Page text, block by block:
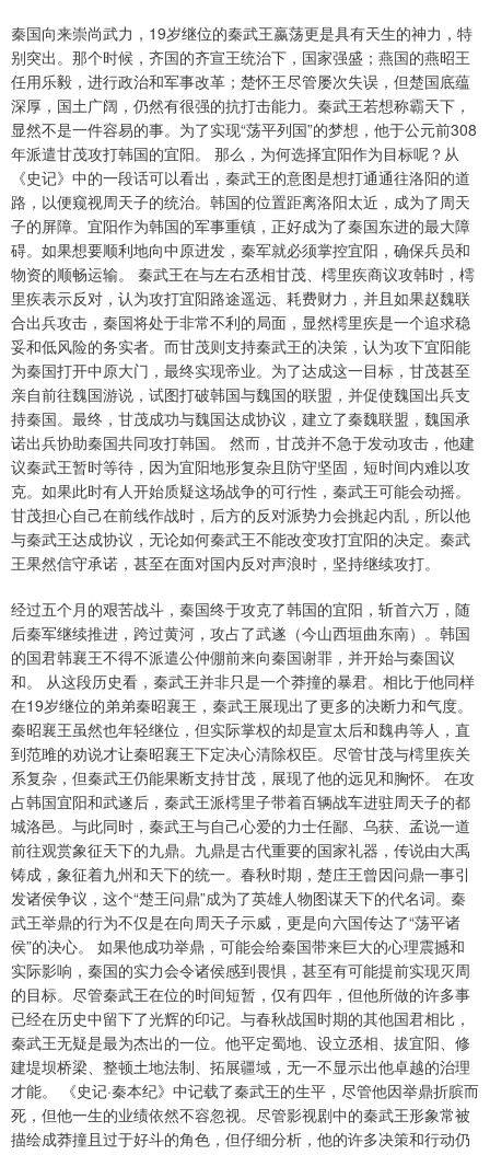
秦国向来崇尚武力，19岁继位的秦武王嬴荡更是具有天生的神力，特
别突出。那个时候，齐国的齐宣王统治下，国家强盛；燕国的燕昭王
任用乐毅，进行政治和军事改革；楚怀王尽管屡次失误，但楚国底蕴
深厚，国土广阔，仍然有很强的抗打击能力。秦武王若想称霸天下，
显然不是一件容易的事。为了实现“荡平列国”的梦想，他于公元前308
年派遣甘茂攻打韩国的宜阳。 那么，为何选择宜阳作为目标呢？从
《史记》中的一段话可以看出，秦武王的意图是想打通通往洛阳的道
路，以便窥视周天子的统治。韩国的位置距离洛阳太近，成为了周天
子的屏障。宜阳作为韩国的军事重镇，正好成为了秦国东进的最大障
碍。如果想要顺利地向中原进发，秦军就必须掌控宜阳，确保兵员和
物资的顺畅运输。 秦武王在与左右丞相甘茂、樗里疾商议攻韩时，樗
里疾表示反对，认为攻打宜阳路途遥远、耗费财力，并且如果赵魏联
合出兵攻击，秦国将处于非常不利的局面，显然樗里疾是一个追求稳
妥和低风险的务实者。而甘茂则支持秦武王的决策，认为攻下宜阳能
为秦国打开中原大门，最终实现帝业。为了达成这一目标，甘茂甚至
亲自前往魏国游说，试图打破韩国与魏国的联盟，并促使魏国出兵支
持秦国。最终，甘茂成功与魏国达成协议，建立了秦魏联盟，魏国承
诺出兵协助秦国共同攻打韩国。 然而，甘茂并不急于发动攻击，他建
议秦武王暂时等待，因为宜阳地形复杂且防守坚固，短时间内难以攻
克。如果此时有人开始质疑这场战争的可行性，秦武王可能会动摇。
甘茂担心自己在前线作战时，后方的反对派势力会挑起内乱，所以他
与秦武王达成协议，无论如何秦武王不能改变攻打宜阳的决定。秦武
王果然信守承诺，甚至在面对国内反对声浪时，坚持继续攻打。
经过五个月的艰苦战斗，秦国终于攻克了韩国的宜阳，斩首六万，随
后秦军继续推进，跨过黄河，攻占了武遂（今山西垣曲东南）。韩国
的国君韩襄王不得不派遣公仲倗前来向秦国谢罪，并开始与秦国议
和。 从这段历史看，秦武王并非只是一个莽撞的暴君。相比于他同样
在19岁继位的弟弟秦昭襄王，秦武王展现出了更多的决断力和气度。
秦昭襄王虽然也年轻继位，但实际掌权的却是宣太后和魏冉等人，直
到范雎的劝说才让秦昭襄王下定决心清除权臣。尽管甘茂与樗里疾关
系复杂，但秦武王仍能果断支持甘茂，展现了他的远见和胸怀。 在攻
占韩国宜阳和武遂后，秦武王派樗里子带着百辆战车进驻周天子的都
城洛邑。与此同时，秦武王与自己心爱的力士任鄙、乌获、孟说一道
前往观赏象征天下的九鼎。九鼎是古代重要的国家礼器，传说由大禹
铸成，象征着九州和天下的统一。春秋时期，楚庄王曾因问鼎一事引
发诸侯争议，这个“楚王问鼎”成为了英雄人物图谋天下的代名词。秦
武王举鼎的行为不仅是在向周天子示威，更是向六国传达了“荡平诸
侯”的决心。 如果他成功举鼎，可能会给秦国带来巨大的心理震撼和
实际影响，秦国的实力会令诸侯感到畏惧，甚至有可能提前实现灭周
的目标。尽管秦武王在位的时间短暂，仅有四年，但他所做的许多事
已经在历史中留下了光辉的印记。与春秋战国时期的其他国君相比，
秦武王无疑是最为杰出的一位。他平定蜀地、设立丞相、拔宜阳、修
建堤坝桥梁、整顿土地法制、拓展疆域，无一不显示出他卓越的治理
才能。 《史记·秦本纪》中记载了秦武王的生平，尽管他因举鼎折膑而
死，但他一生的业绩依然不容忽视。尽管影视剧中的秦武王形象常被
描绘成莽撞且过于好斗的角色，但仔细分析，他的许多决策和行动仍